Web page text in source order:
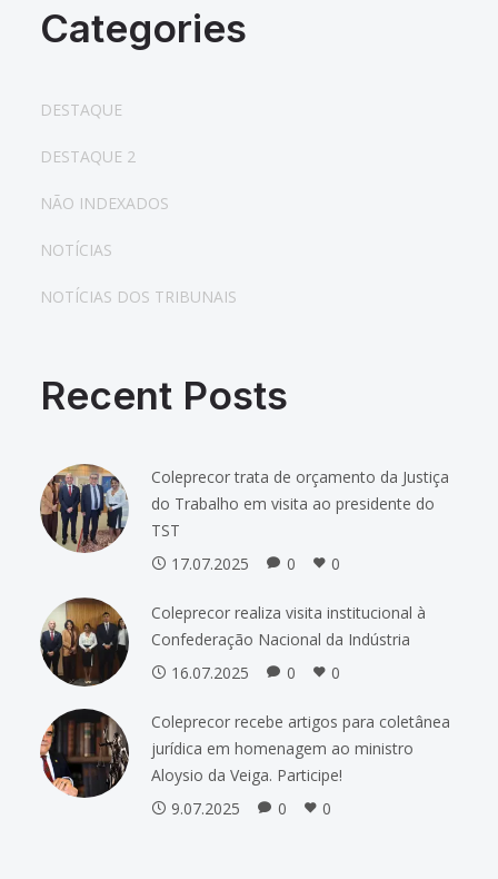
Categories
DESTAQUE
DESTAQUE 2
NÃO INDEXADOS
NOTÍCIAS
NOTÍCIAS DOS TRIBUNAIS
Recent Posts
Coleprecor trata de orçamento da Justiça
do Trabalho em visita ao presidente do
TST
17.07.2025
0 0
Coleprecor realiza visita institucional à
Confederação Nacional da Indústria
16.07.2025
0 0
Coleprecor recebe artigos para coletânea
jurídica em homenagem ao ministro
Aloysio da Veiga. Participe!
9.07.2025
0 0